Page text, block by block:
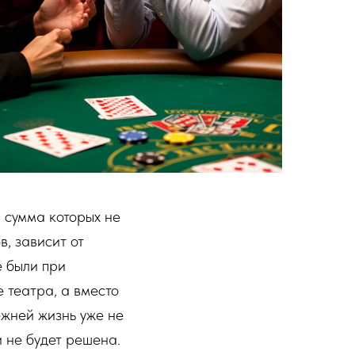
сумма которых не
зависит от
были при
а вместо
жизнь уже не
не будет решена.